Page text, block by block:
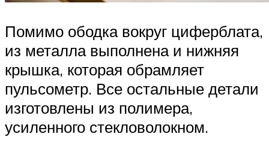
Помимо ободка вокруг циферблата,
из металла выполнена и нижняя
крышка, которая обрамляет
пульсометр. Все остальные детали
изготовлены из полимера,
усиленного стекловолокном.